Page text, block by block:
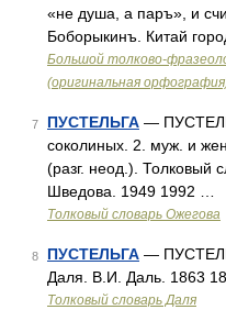
«не душа, а паръ», и
Боборыкинъ. Китай
Большой толково-
(оригинальная
7 ПУСТЕЛЬГА —
соколиных. 2. муж. и
(разг. неод.). Толковый
Шведова. 1949 1992 …
Толковый словарь Ожегова
8 ПУСТЕЛЬГА —
Даля. В.И. Даль. 1863
Толковый словарь Даля